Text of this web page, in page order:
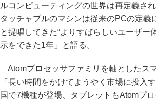
ルコンピューティングの世界は再定義さ
タッチャブルのマシンは従来のPCの定
と提唱してきた“よりすばらしいユーザー
示をできた1年」と語る。
Atomプロセッサファミリを軸としたス
「長い時間をかけてようやく市場に投入
国で7機種が登場、タブレットもAtomプ